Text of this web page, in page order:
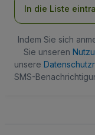
In die Liste
Indem Sie sich
Sie unseren
unsere
SMS-